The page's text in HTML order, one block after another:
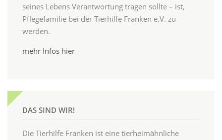
seines Lebens Verantwortung tragen sollte – ist,
Pflegefamilie bei der Tierhilfe Franken e.V. zu
werden.
mehr Infos hier
DAS SIND WIR!
Die Tierhilfe Franken ist eine tierheimähnliche